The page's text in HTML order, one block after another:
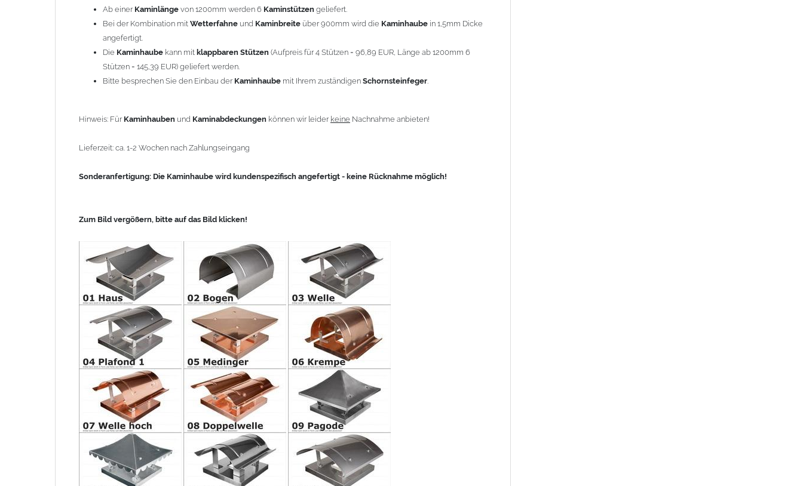
Zum Bild vergößern, bitte auf das Bild klicken!
Ab einer Kaminlänge von 1200mm werden 6 Kaminstützen geliefert.
Bei der Kombination mit Wetterfahne und Kaminbreite über 900mm wird die Kaminhaube in 1,5mm Dicke
angefertigt.
Die Kaminhaube kann mit klappbaren Stützen (Aufpreis für 4 Stützen = 96,89 EUR, Länge ab 1200mm 6
Stützen = 145,39 EUR) geliefert werden.
Bitte besprechen Sie den Einbau der Kaminhaube mit Ihrem zuständigen Schornsteinfeger
Hinweis: Für Kaminhauben und Kaminabdeckungen können wir leider keine Nachnahme anbieten!
Lieferzeit: ca. 1-2 Wochen nach Zahlungseingang
Sonderanfertigung: Die Kaminhaube wird kundenspezifisch angefertigt - keine Rücknahme möglich!
Zum Bild vergößern, bitte auf das Bild klicken!